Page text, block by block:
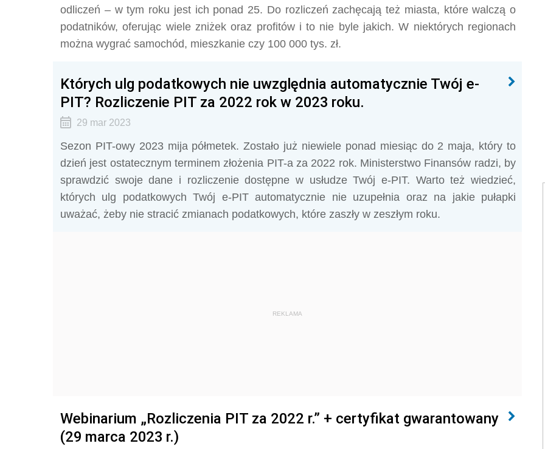
odliczeń – w tym roku jest ich ponad 25. Do rozliczeń zachęcają też miasta, które walczą o
podatników, oferując wiele zniżek oraz profitów i to nie byle jakich. W niektórych regionach
można wygrać samochód, mieszkanie czy 100 000 tys. zł.
Których ulg podatkowych nie uwzględnia automatycznie Twój e-
PIT? Rozliczenie PIT za 2022 rok w 2023 roku.
29 mar 2023
Sezon PIT-owy 2023 mija półmetek. Zostało już niewiele ponad miesiąc do 2 maja, który to
dzień jest ostatecznym terminem złożenia PIT-a za 2022 rok. Ministerstwo Finansów radzi, by
sprawdzić swoje dane i rozliczenie dostępne w usłudze Twój e-PIT. Warto też wiedzieć,
których ulg podatkowych Twój e-PIT automatycznie nie uzupełnia oraz na jakie pułapki
uważać, żeby nie stracić zmianach podatkowych, które zaszły w zeszłym roku.
REKLAMA
Webinarium „Rozliczenia PIT za 2022 r.” + certyfikat gwarantowany
(29 marca 2023 r.)